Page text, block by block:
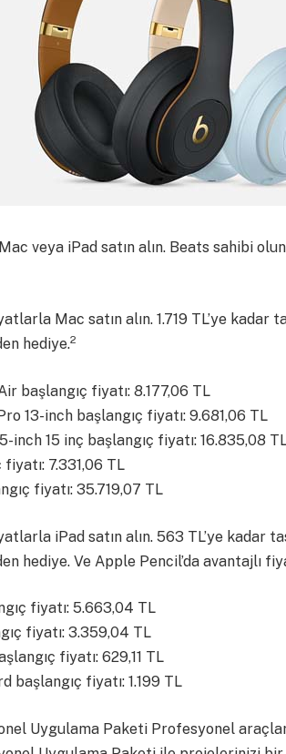
veya iPad satın alın. Beats sahibi
Mac satın alın. 1.719 TL’ye
hediye.2
başlangıç fiyatı: 8.177,06 TL
13-inch başlangıç fiyatı: 9.681,06 TL
inch 15 inç başlangıç fiyatı: 16.835,08
7.331,06 TL
fiyatı: 35.719,07 TL
iPad satın alın. 563 TL’ye kadar
hediye. Ve Apple Pencil’da avantajlı
fiyatı: 5.663,04 TL
fiyatı: 3.359,04 TL
fiyatı: 629,11 TL
başlangıç fiyatı: 1.199 TL
Uygulama Paketi Profesyonel